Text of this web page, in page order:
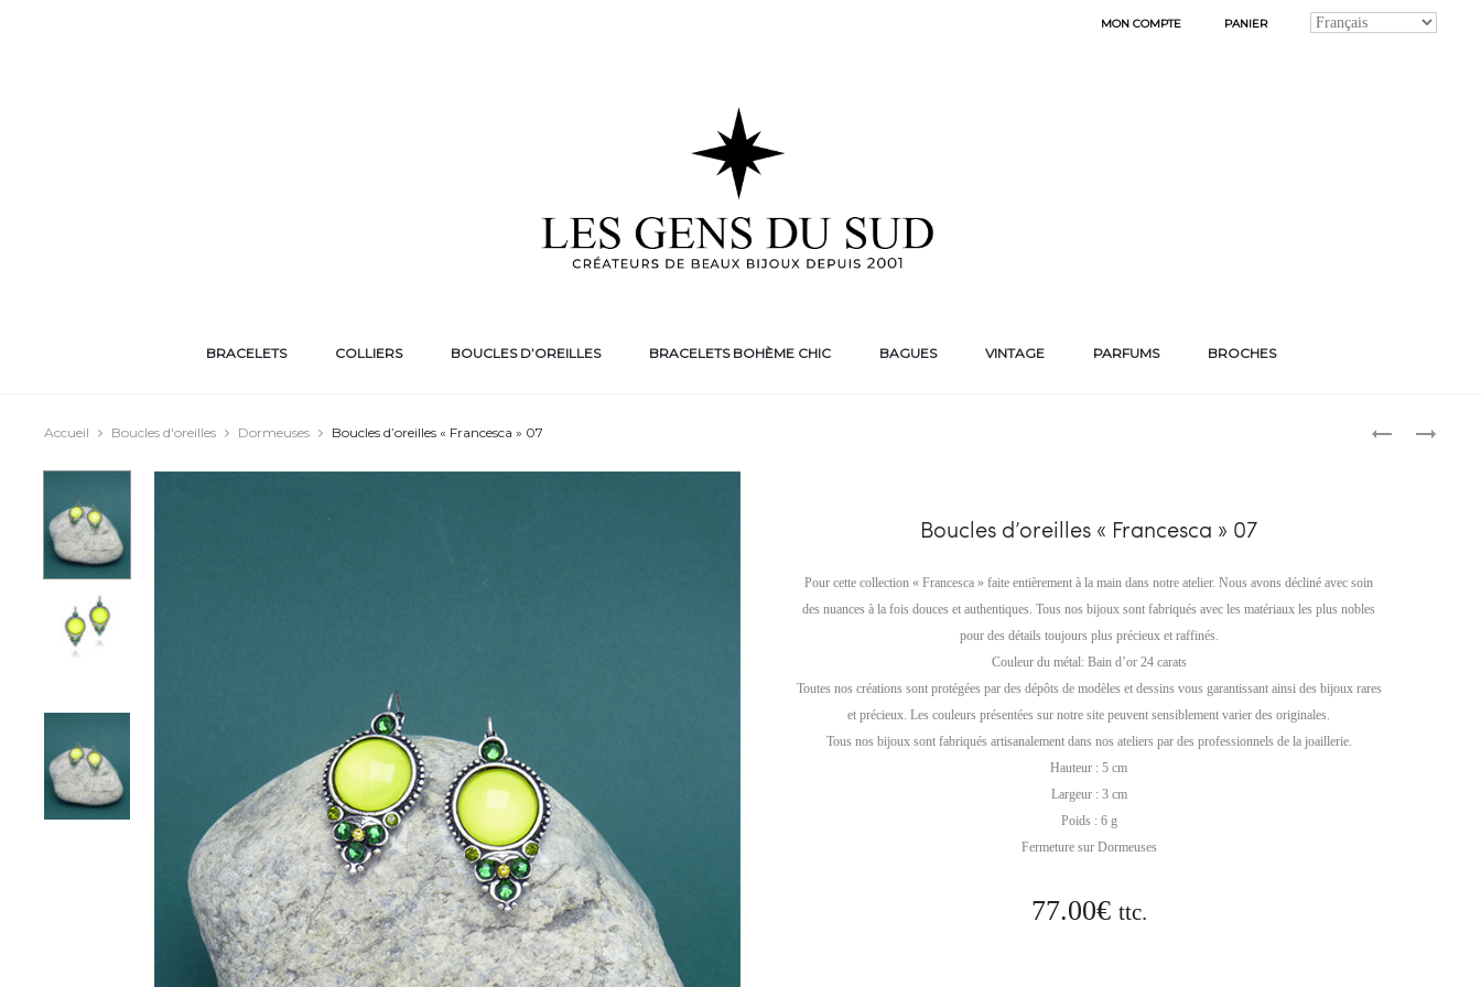
MON COMPTE PANIER
BRACELETS COLLIERS BOUCLES D’OREILLES BRACELETS BOHÈME CHIC BAGUES VINTAGE PARFUMS BROCHES
BOUCLES
BOUCLES
Accueil Boucles d'oreilles Dormeuses Boucles d’oreilles « Francesca » 07
Boucles d’oreilles « Francesca » 07
Pour cette collection « Francesca » faite entièrement à la main dans notre atelier. Nous avons décliné avec soin
des nuances à la fois douces et authentiques. Tous nos bijoux sont fabriqués avec les matériaux les plus nobles
pour des détails toujours plus précieux et raffinés.
Couleur du métal: Bain d’or 24 carats
Toutes nos créations sont protégées par des dépôts de modèles et dessins vous garantissant ainsi des bijoux rares
et précieux. Les couleurs présentées sur notre site peuvent sensiblement varier des originales.
Tous nos bijoux sont fabriqués artisanalement dans nos ateliers par des professionnels de la joaillerie.
Hauteur : 5 cm
Largeur : 3 cm
Poids : 6 g
Fermeture sur Dormeuses
77.00€ ttc.